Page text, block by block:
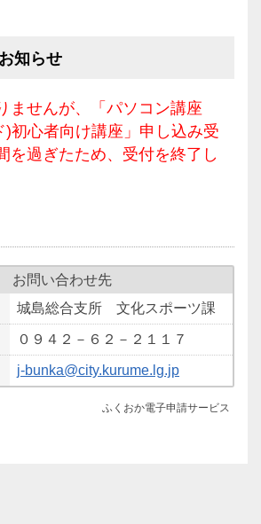
知らせ
ませんが、「パソコン講座
)初心者向け講座」申し込み受
を過ぎたため、受付を終了し
お問い合わせ先
城島総合支所 文化スポーツ課
０９４２－６２－２１１７
j-bunka@city.kurume.lg.jp
ふくおか電子申請サービス